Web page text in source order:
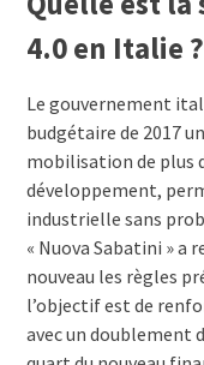
4.0 en Italie ?
Le gouvernement
budgétaire de 2017
mobilisation de plus
développement,
industrielle sans
« Nuova Sabatini » a
nouveau les règles
l’objectif est de
avec un doublement